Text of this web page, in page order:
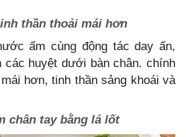
thần thoải mái hơn
ấm cùng động tác day ấn,
các huyệt dưới bàn chân. chính
hơn, tinh thần sảng khoái và
chân tay bằng lá lốt